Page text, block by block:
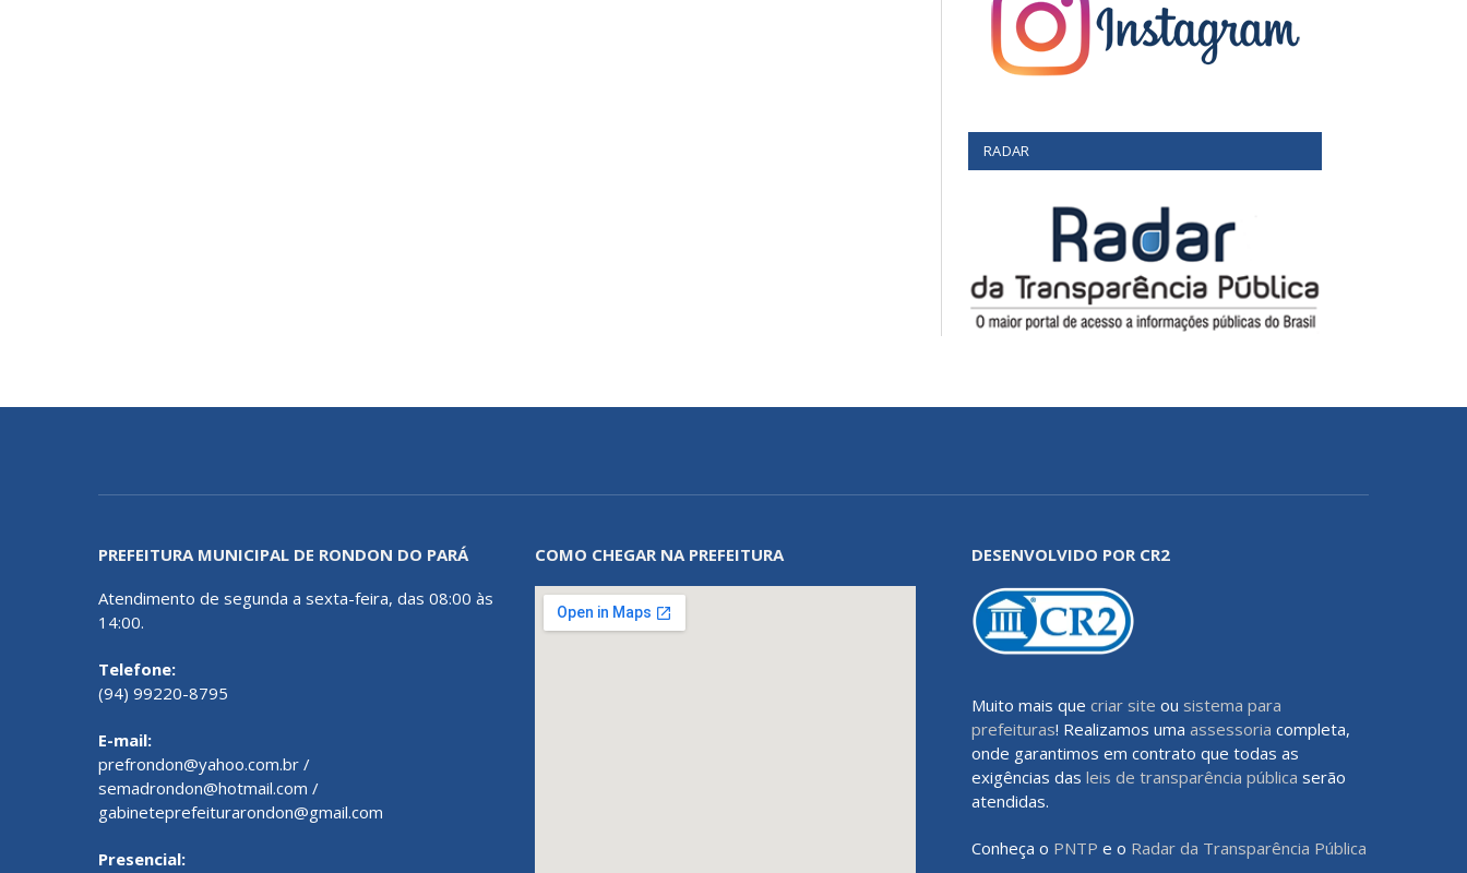
RADAR
PREFEITURA MUNICIPAL DE RONDON DO PARÁ
Atendimento de segunda a sexta-feira, das 08:00 às
14:00.
Telefone:
(94) 99220-8795
E-mail:
prefrondon@yahoo.com.br /
semadrondon@hotmail.com /
gabineteprefeiturarondon@gmail.com
Presencial:
COMO CHEGAR NA PREFEITURA DESENVOLVIDO POR CR2
Muito mais que criar site ou sistema para
prefeituras! Realizamos uma assessoria completa,
onde garantimos em contrato que todas as
exigências das leis de transparência pública serão
atendidas.
Conheça o PNTP e o Radar da Transparência Pública